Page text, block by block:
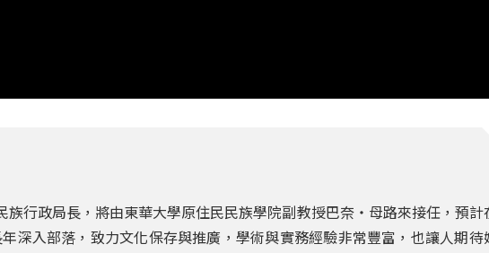
族行政局長，將由東華大學原住民民族學院副教授巴奈‧母路來接任，預計
深入部落，致力文化保存與推廣，學術與實務經驗非常豐富，也讓人期待